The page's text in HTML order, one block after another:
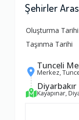
Şehirler
Oluşturma Tarihi
Taşınma Tarihi
Tunceli
Merkez,
Diyarbakır
Kayapınar,